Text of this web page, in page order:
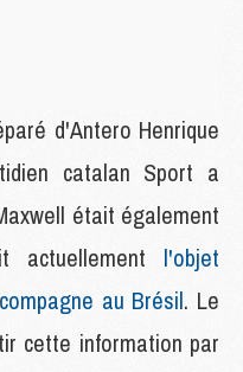
d'Antero Henrique
catalan Sport a
était également
l'objet
au Brésil. Le
cette information par